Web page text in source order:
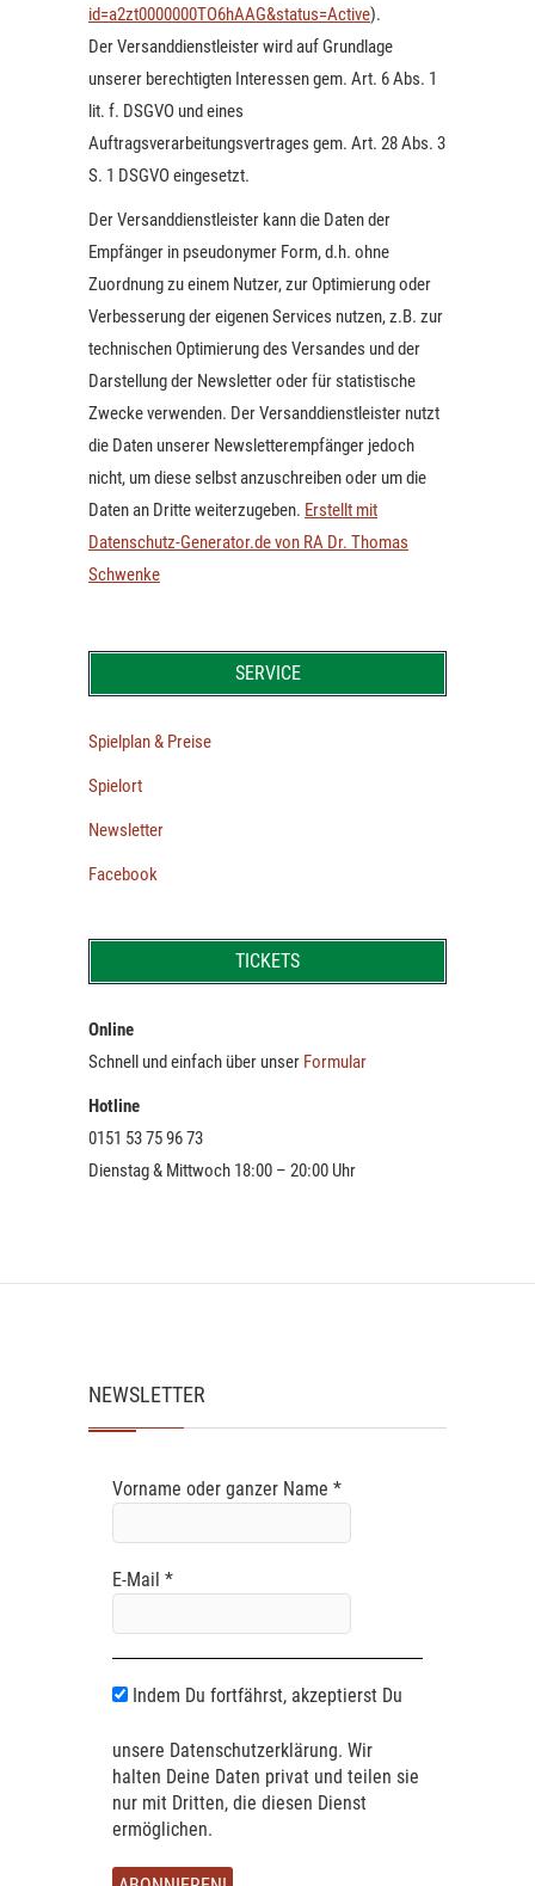
id=a2zt0000000TO6hAAG&status=Active).
Der Versanddienstleister wird auf Grundlage
unserer berechtigten Interessen gem. Art. 6 Abs. 1
lit. f. DSGVO und eines
Auftragsverarbeitungsvertrages gem. Art. 28 Abs. 3
S. 1 DSGVO eingesetzt.
Der Versanddienstleister kann die Daten der
Empfänger in pseudonymer Form, d.h. ohne
Zuordnung zu einem Nutzer, zur Optimierung oder
Verbesserung der eigenen Services nutzen, z.B. zur
technischen Optimierung des Versandes und der
Darstellung der Newsletter oder für statistische
Zwecke verwenden. Der Versanddienstleister nutzt
die Daten unserer Newsletterempfänger jedoch
nicht, um diese selbst anzuschreiben oder um die
Daten an Dritte weiterzugeben. Erstellt mit
Datenschutz-Generator.de von RA Dr. Thomas
Schwenke
SERVICE
Spielplan & Preise
Spielort
Newsletter
Facebook
TICKETS
Online
Schnell und einfach über unser Formular
Hotline
0151 53 75 96 73
Dienstag & Mittwoch 18:00 – 20:00 Uhr
NEWSLETTER
Vorname oder ganzer Name *
E-Mail *
Indem Du fortfährst, akzeptierst Du
unsere Datenschutzerklärung. Wir
halten Deine Daten privat und teilen sie
nur mit Dritten, die diesen Dienst
ermöglichen.